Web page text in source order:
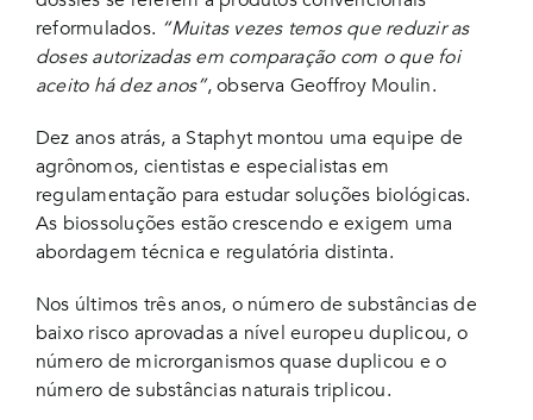
reformulados. “Muitas vezes temos que reduzir as
doses autorizadas em comparação com o que foi
aceito há dez anos”, observa Geoffroy Moulin.
Dez anos atrás, a Staphyt montou uma equipe de
agrônomos, cientistas e especialistas em
regulamentação para estudar soluções biológicas.
As biossoluções estão crescendo e exigem uma
abordagem técnica e regulatória distinta.
Nos últimos três anos, o número de substâncias de
baixo risco aprovadas a nível europeu duplicou, o
número de microrganismos quase duplicou e o
número de substâncias naturais triplicou.